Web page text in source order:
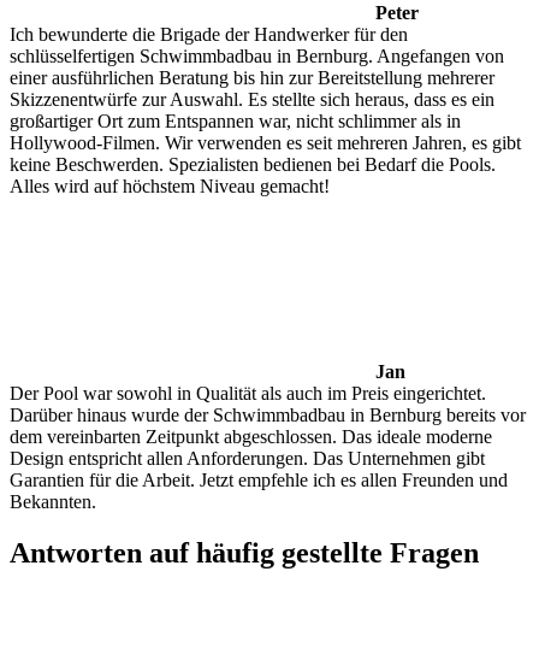
Peter
Ich bewunderte die Brigade der Handwerker für den
schlüsselfertigen Schwimmbadbau in Bernburg. Angefangen von
einer ausführlichen Beratung bis hin zur Bereitstellung mehrerer
Skizzenentwürfe zur Auswahl. Es stellte sich heraus, dass es ein
großartiger Ort zum Entspannen war, nicht schlimmer als in
Hollywood-Filmen. Wir verwenden es seit mehreren Jahren, es gibt
keine Beschwerden. Spezialisten bedienen bei Bedarf die Pools.
Alles wird auf höchstem Niveau gemacht!
Jan
Der Pool war sowohl in Qualität als auch im Preis eingerichtet.
Darüber hinaus wurde der Schwimmbadbau in Bernburg bereits vor
dem vereinbarten Zeitpunkt abgeschlossen. Das ideale moderne
Design entspricht allen Anforderungen. Das Unternehmen gibt
Garantien für die Arbeit. Jetzt empfehle ich es allen Freunden und
Bekannten.
Antworten auf häufig gestellte Fragen